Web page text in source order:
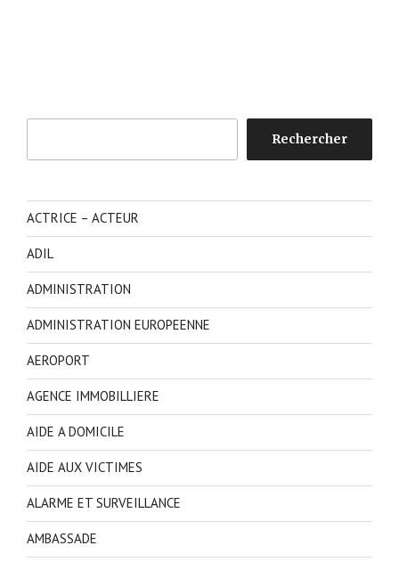
Rechercher
ACTRICE – ACTEUR
ADIL
ADMINISTRATION
ADMINISTRATION EUROPEENNE
AEROPORT
AGENCE IMMOBILLIERE
AIDE A DOMICILE
AIDE AUX VICTIMES
ALARME ET SURVEILLANCE
AMBASSADE